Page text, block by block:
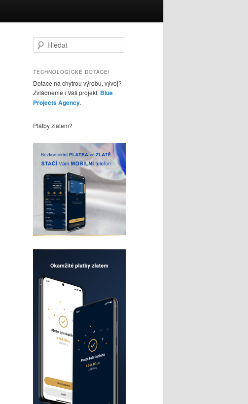
l
d
t
TECHNOLOGICKÉ DOTACE!
Dotace na chytrou výrobu, vývoj?
Zvládneme i Váš projekt. Blue
Projects Agency.
Platby zlatem?